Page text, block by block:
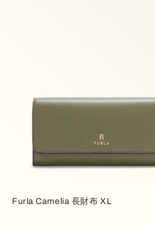
Furla Camelia 長財布 XL